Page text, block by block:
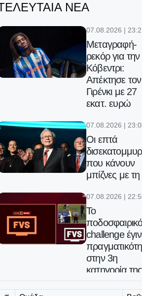
ΝΈΑ
07.08.2026 |
Μεταγραφή-
ρεκόρ για την
Κόβεντρι:
Απέκτησε τον
Γιρένκι με 27
εκατ. ευρώ
07.08.2026 |
Οι επτά
που κάνουν
μπίζνες με τη
07.08.2026 |
Το
challenge
στην 3η
κατηγορία της